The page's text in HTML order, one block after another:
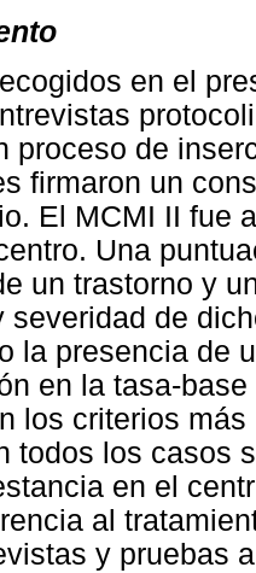
en el
proceso de
firmaron un
El MCMI II fue
Una
un trastorno y
severidad de
la presencia de
en la tasa-
los criterios
todos los casos
en el
al
y pruebas